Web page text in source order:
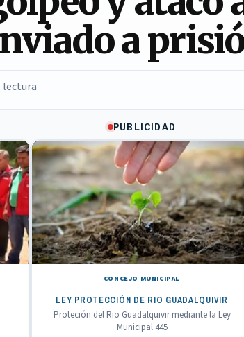
a
lectura
PUBLICIDAD
CONCEJO MUNICIPAL
LEY PROTECCIÓN DE RIO GUADALQUIVIR
Proteción del Rio Guadalquivir mediante la Ley
Municipal 445